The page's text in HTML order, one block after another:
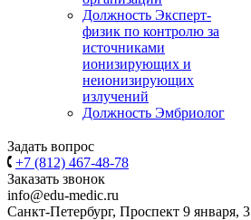
Должность Эксперт-
физик по контролю за
источниками
ионизирующих и
неионизирующих
излучений
Должность Эмбриолог
Задать вопрос
+7 (812) 467-48-78
Заказать звонок
info@edu-medic.ru
Санкт-Петербург, Проспект 9 января, 3